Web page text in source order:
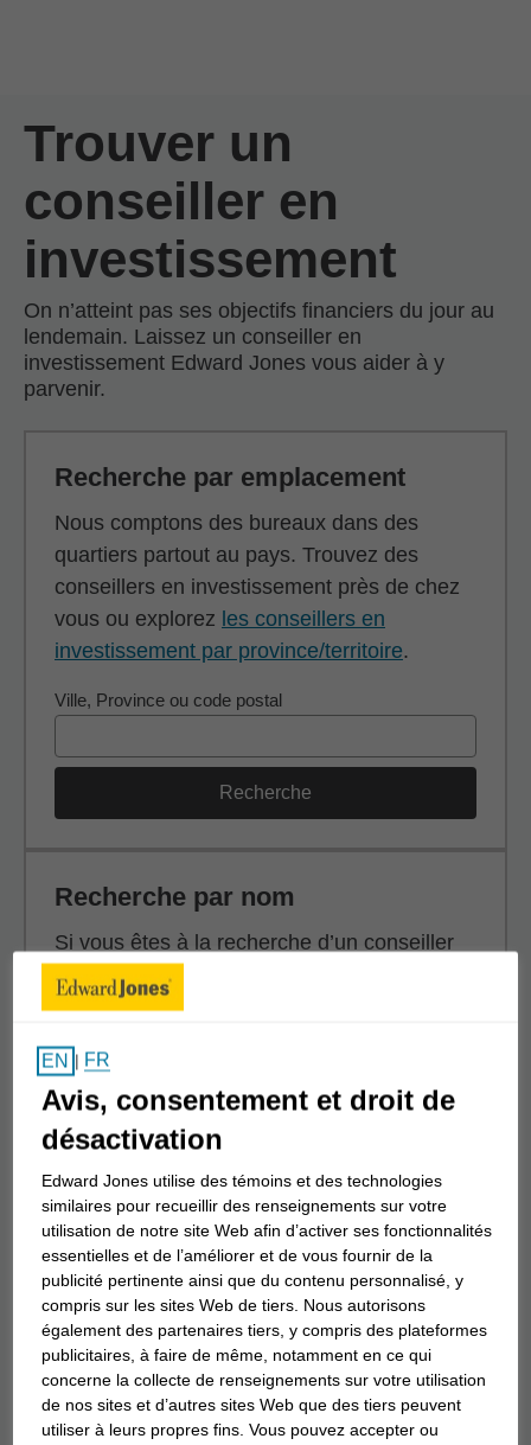
Trouver un
conseiller en
investissement
On n’atteint pas ses objectifs financiers du jour au
lendemain. Laissez un conseiller en
investissement Edward Jones vous aider à y
parvenir.
Recherche par emplacement
Nous comptons des bureaux dans des
quartiers partout au pays. Trouvez des
conseillers en investissement près de chez
vous ou explorez les conseillers en
investissement par province/territoire.
Ville, Province ou code postal
Recherche
Recherche par nom
Si vous êtes à la recherche d’un conseiller
en investissement en particulier, effectuez
une recherche par nom (prénom, nom de
Nom du conseiller en investissement
Recherche
Vous ne savez pas comment travailler avec un
conseiller en investissement? Comprenez mieux
vos objectifs financiers particuliers et la façon dont
un conseiller en investissement peut travailler avec
vous pour les atteindre grâce à notre questionnaire
« Point de départ ».
EN | FR
Avis, consentement et droit de
désactivation
Edward Jones utilise des témoins et des technologies
similaires pour recueillir des renseignements sur votre
utilisation de notre site Web afin d’activer ses fonctionnalités
essentielles et de l’améliorer et de vous fournir de la
publicité pertinente ainsi que du contenu personnalisé, y
compris sur les sites Web de tiers. Nous autorisons
également des partenaires tiers, y compris des plateformes
publicitaires, à faire de même, notamment en ce qui
concerne la collecte de renseignements sur votre utilisation
de nos sites et d’autres sites Web que des tiers peuvent
utiliser à leurs propres fins. Vous pouvez accepter ou